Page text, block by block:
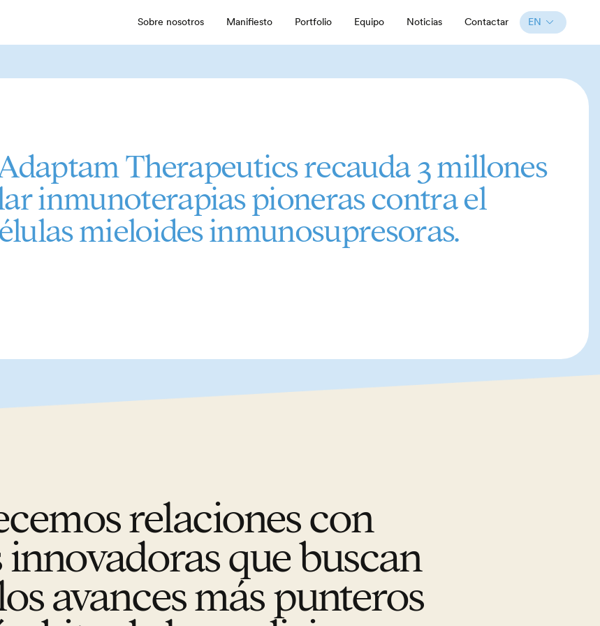
Sobre nosotros Manifiesto Portfolio Equipo Noticias Contactar EN
Therapeutics recauda 3 millones
inmunoterapias pioneras contra el
mieloides inmunosupresoras.
relaciones con
innovadoras que buscan
avances más punteros